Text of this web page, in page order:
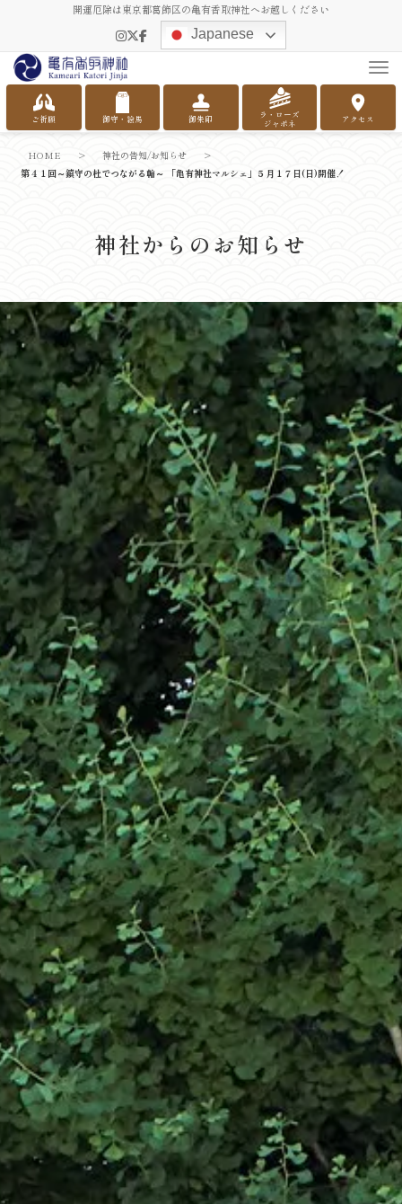
開運厄除は東京都葛飾区の亀有香取神社へお越しください
Japanese
ご祈願 御守・絵馬 御朱印
ラ・ローズ
ジャポネ
アクセス
神社からのお知らせ
HOME > 神社の告知/お知らせ
>
第４１回～鎮守の杜でつながる輪～ 「亀有神社マルシェ」５月１７日(日)開催！